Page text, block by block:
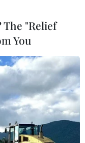
Anh/TTXVN)
The "Relief
You